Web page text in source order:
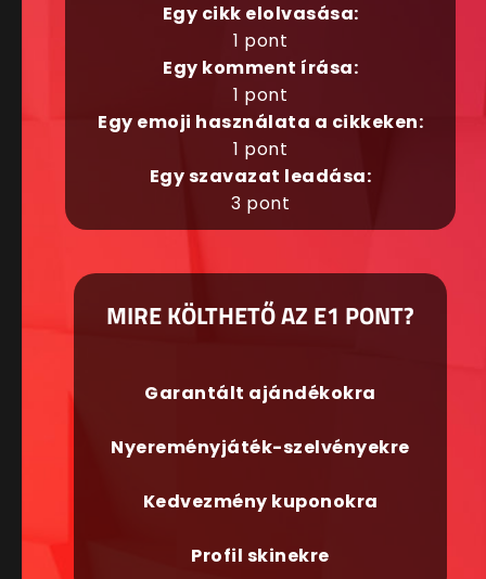
Egy cikk elolvasása:
1 pont
Egy komment írása:
1 pont
Egy emoji használata a cikkeken:
1 pont
Egy szavazat leadása:
3 pont
MIRE KÖLTHETŐ AZ E1 PONT?
Garantált ajándékokra
Nyereményjáték-szelvényekre
Kedvezmény kuponokra
Profil skinekre